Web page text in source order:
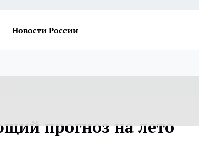
Новости России
прогноз на лето